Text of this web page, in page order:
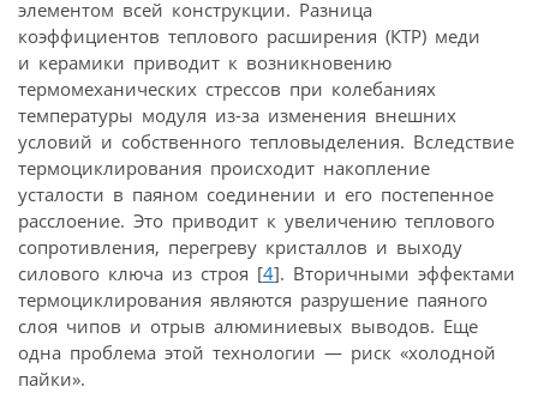
элементом всей конструкции. Разница
коэффициентов теплового расширения (КТР) меди
и керамики приводит к возникновению
термомеханических стрессов при колебаниях
температуры модуля из-за изменения внешних
условий и собственного тепловыделения. Вследствие
термоциклирования происходит накопление
усталости в паяном соединении и его постепенное
расслоение. Это приводит к увеличению теплового
сопротивления, перегреву кристаллов и выходу
силового ключа из строя [4]. Вторичными эффектами
термоциклирования являются разрушение паяного
слоя чипов и отрыв алюминиевых выводов. Еще
одна проблема этой технологии — риск «холодной
пайки».